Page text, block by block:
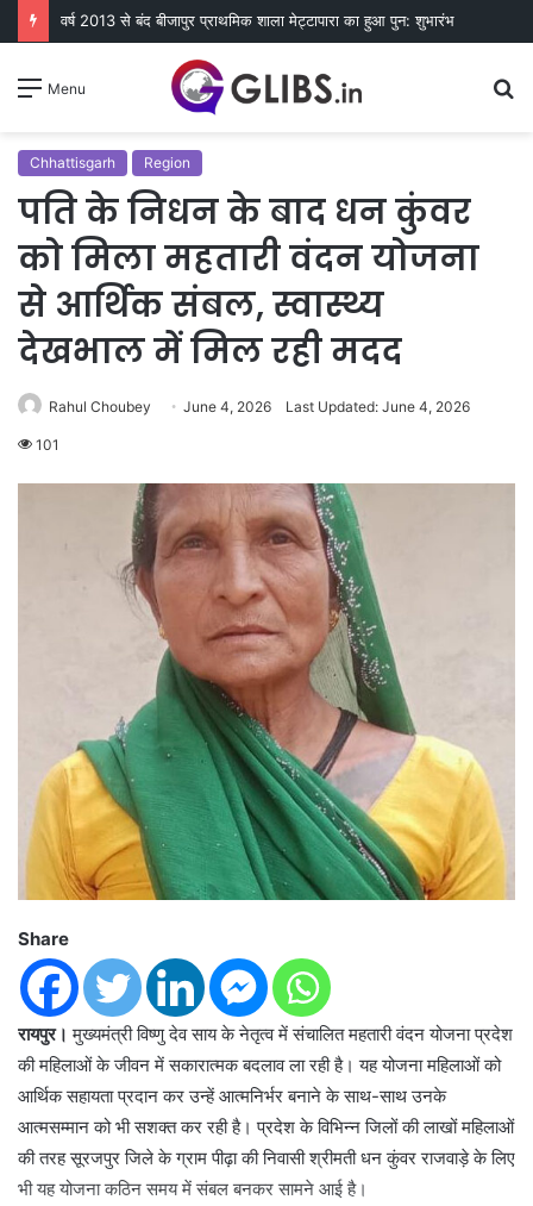
वर्ष 2013 से बंद बीजापुर प्राथमिक शाला मेट्टापारा का हुआ पुन: शुभारंभ
Menu
Chhattisgarh Region
पति के निधन के बाद धन कुंवर
को मिला महतारी वंदन योजना
से आर्थिक संबल, स्वास्थ्य
देखभाल में मिल रही मदद
Rahul Choubey June 4, 2026 Last Updated: June 4, 2026
101
Share
रायपुर। मुख्यमंत्री विष्णु देव साय के नेतृत्व में संचालित महतारी वंदन योजना प्रदेश
की महिलाओं के जीवन में सकारात्मक बदलाव ला रही है। यह योजना महिलाओं को
आर्थिक सहायता प्रदान कर उन्हें आत्मनिर्भर बनाने के साथ-साथ उनके
आत्मसम्मान को भी सशक्त कर रही है। प्रदेश के विभिन्न जिलों की लाखों महिलाओं
की तरह सूरजपुर जिले के ग्राम पीढ़ा की निवासी श्रीमती धन कुंवर राजवाड़े के लिए
भी यह योजना कठिन समय में संबल बनकर सामने आई है।